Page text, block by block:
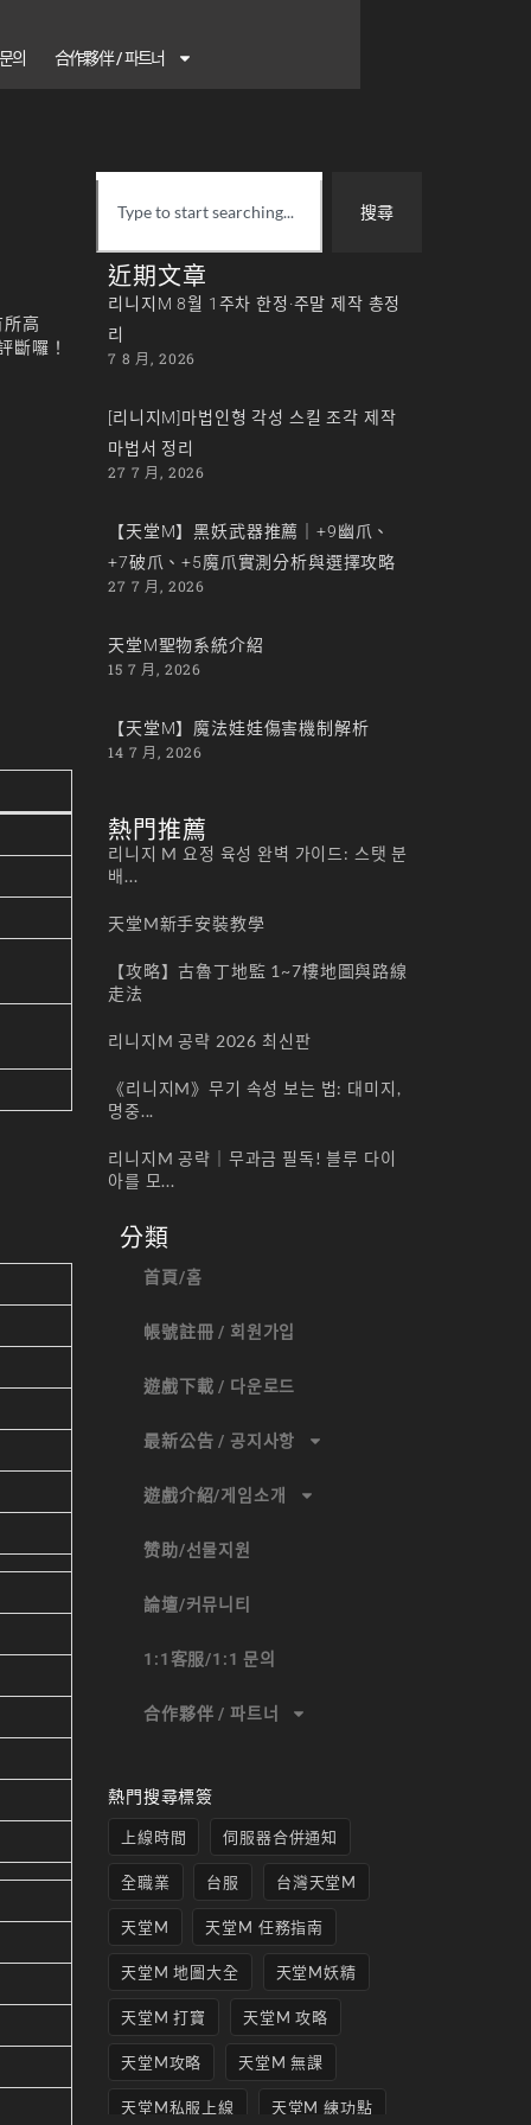
의 合作夥伴 / 파트너
高
斷囉！
搜尋
近期文章
리니지M 8월 1주차 한정·주말 제작 총정
리
7 8 月, 2026
[리니지M]마법인형 각성 스킬 조각 제작
마법서 정리
27 7 月, 2026
【天堂M】黑妖武器推薦｜+9幽爪、
+7破爪、+5魔爪實測分析與選擇攻略
27 7 月, 2026
天堂M聖物系統介紹
15 7 月, 2026
【天堂M】魔法娃娃傷害機制解析
14 7 月, 2026
熱門推薦
리니지 M 요정 육성 완벽 가이드: 스탯 분
배...
天堂M新手安裝教學
【攻略】古魯丁地監 1~7樓地圖與路線
走法
리니지M 공략 2026 최신판
《리니지M》무기 속성 보는 법: 대미지,
명중...
리니지M 공략｜무과금 필독! 블루 다이
아를 모...
分類
首頁/홈
帳號註冊 / 회원가입
遊戲下載 / 다운로드
最新公告 / 공지사항
遊戲介紹/게임소개
赞助/선물지원
論壇/커뮤니티
1:1客服/1:1 문의
合作夥伴 / 파트너
熱門搜尋標簽
上線時間 伺服器合併通知
全職業 台服 台灣天堂M
天堂M 天堂M 任務指南
天堂M 地圖大全 天堂M妖精
天堂M 打寶 天堂M 攻略
天堂M攻略 天堂M 無課
天堂M私服上線 天堂M 練功點